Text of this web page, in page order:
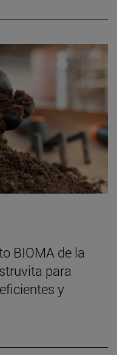
BIOMA de la
para
y